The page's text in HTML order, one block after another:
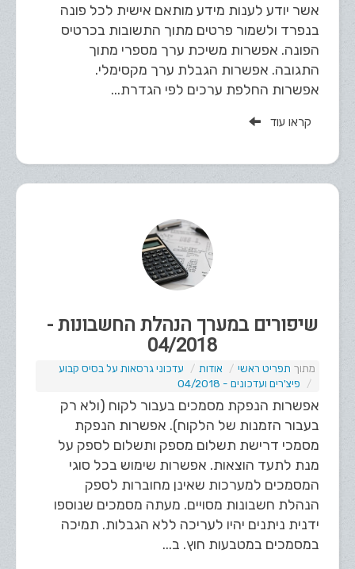
אשר יודע לענות מידע מותאם אישית לכל פונה
בנפרד ולשמור פרטים מתוך התשובות בכרטיס
הפונה. אפשרות משיכת ערך מספרי מתוך
התגובה. אפשרות הגבלת ערך מקסימלי.
אפשרות החלפת ערכים לפי הגדרת...
קראו עוד
שיפורים במערך הנהלת החשבונות -
04/2018
תפריט ראשי אודות
עדכוני גרסאות על בסיס קבוע
פיצ'רים ועדכונים - 04/2018
אפשרות הנפקת מסמכים בעבור לקוח (ולא רק
בעבור הזמנות של הלקוח). אפשרות הנפקת
מסמכי דרישת תשלום מספק ותשלום לספק על
מנת לתעד הוצאות. אפשרות שימוש בכל סוגי
המסמכים למערכות שאינן מחוברות לספק
הנהלת חשבונות מסויים. מעתה מסמכים שנוספו
ידנית ניתנים יהיו לעריכה ללא הגבלות. תמיכה
במסמכים במטבעות חוץ. ב...